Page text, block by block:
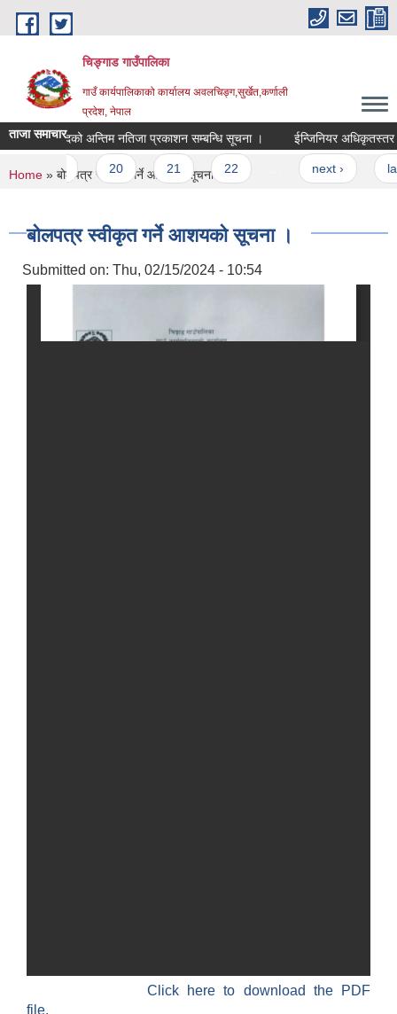
Skip to main content
चिङ्गाड गाउँपालिका
गाउँ कार्यपालिकाको कार्यालय अवलचिङ्ग,सुर्खेत,कर्णाली
प्रदेश, नेपाल
ताजा समाचारपदको अन्तिम नतिजा प्रकाशन सम्बन्धि सूचना । ईन्जिनियर अधिकृतस्तर
20 21 22 next › last »
You are here
Home » बोलपत्र स्वीकृत गर्ने आशयको सूचना ।
बोलपत्र स्वीकृत गर्ने आशयको सूचना ।
Submitted on: Thu, 02/15/2024 - 10:54
Click here to download the PDF
file.